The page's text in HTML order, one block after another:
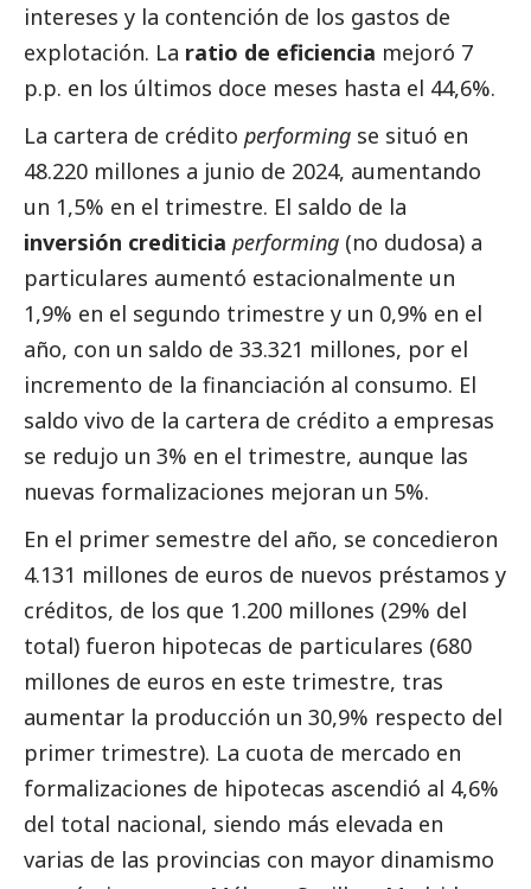
intereses y la contención de los gastos de
explotación. La ratio de eficiencia mejoró 7
p.p. en los últimos doce meses hasta el 44,6%.
La cartera de crédito performing se situó en
48.220 millones a junio de 2024, aumentando
un 1,5% en el trimestre. El saldo de la
inversión crediticia performing (no dudosa) a
particulares aumentó estacionalmente un
1,9% en el segundo trimestre y un 0,9% en el
año, con un saldo de 33.321 millones, por el
incremento de la financiación al consumo. El
saldo vivo de la cartera de crédito a empresas
se redujo un 3% en el trimestre, aunque las
nuevas formalizaciones mejoran un 5%.
En el primer semestre del año, se concedieron
4.131 millones de euros de nuevos préstamos y
créditos, de los que 1.200 millones (29% del
total) fueron hipotecas de particulares (680
millones de euros en este trimestre, tras
aumentar la producción un 30,9% respecto del
primer trimestre). La cuota de mercado en
formalizaciones de hipotecas ascendió al 4,6%
del total nacional, siendo más elevada en
varias de las provincias con mayor dinamismo